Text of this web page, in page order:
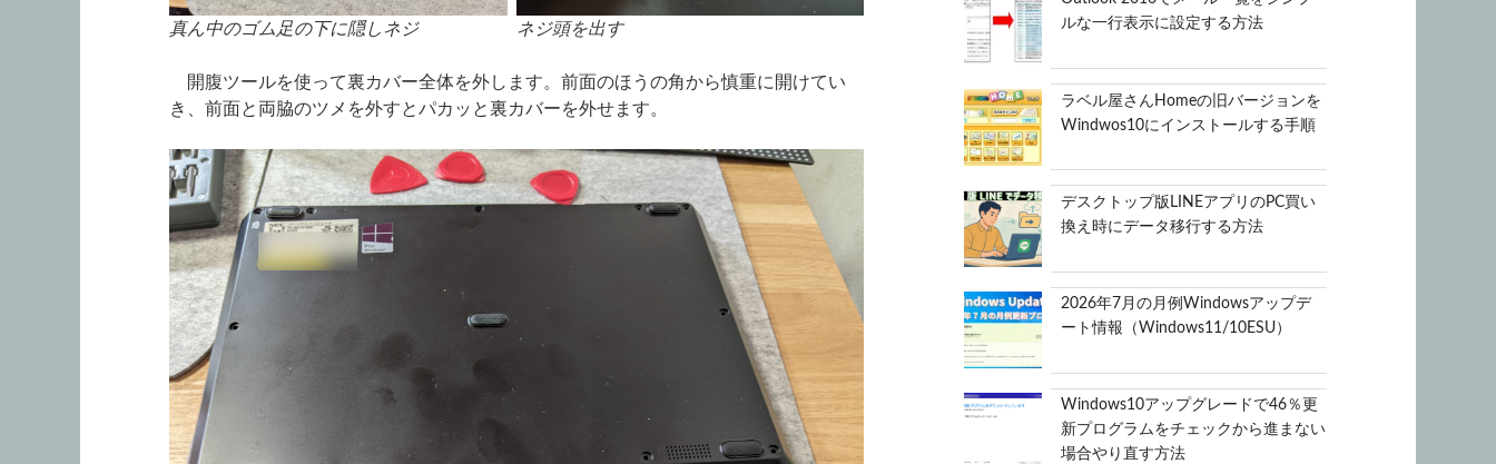
真ん中のゴム足の下に隠しネジ ネジ頭を出す
開腹ツールを使って裏カバー全体を外します。前面のほうの角から慎重に開けてい
き、前面と両脇のツメを外すとパカッと裏カバーを外せます。
ルな一行表示に設定する方法
ラベル屋さんHomeの旧バージョンを
Windwos10にインストールする手順
デスクトップ版LINEアプリのPC買い
換え時にデータ移行する方法
2026年7月の月例Windowsアップデ
ート情報（Windows11/10ESU）
Windows10アップグレードで46％更
新プログラムをチェックから進まない
場合やり直す方法